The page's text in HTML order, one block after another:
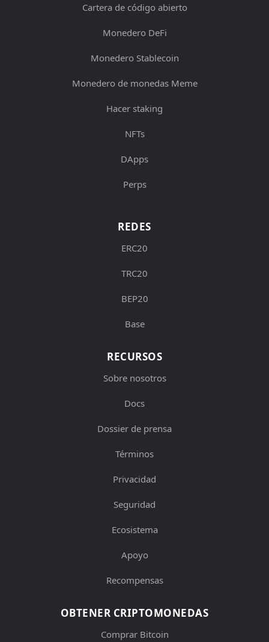
Cartera de código abierto
Monedero DeFi
Monedero Stablecoin
Monedero de monedas Meme
Hacer staking
NFTs
DApps
Perps
REDES
ERC20
TRC20
BEP20
Base
RECURSOS
Sobre nosotros
Docs
Dossier de prensa
Términos
Privacidad
Seguridad
Ecosistema
Apoyo
Recompensas
OBTENER CRIPTOMONEDAS
Comprar Bitcoin